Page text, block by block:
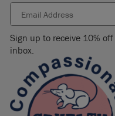
Sign up to receive 10%
inbox.